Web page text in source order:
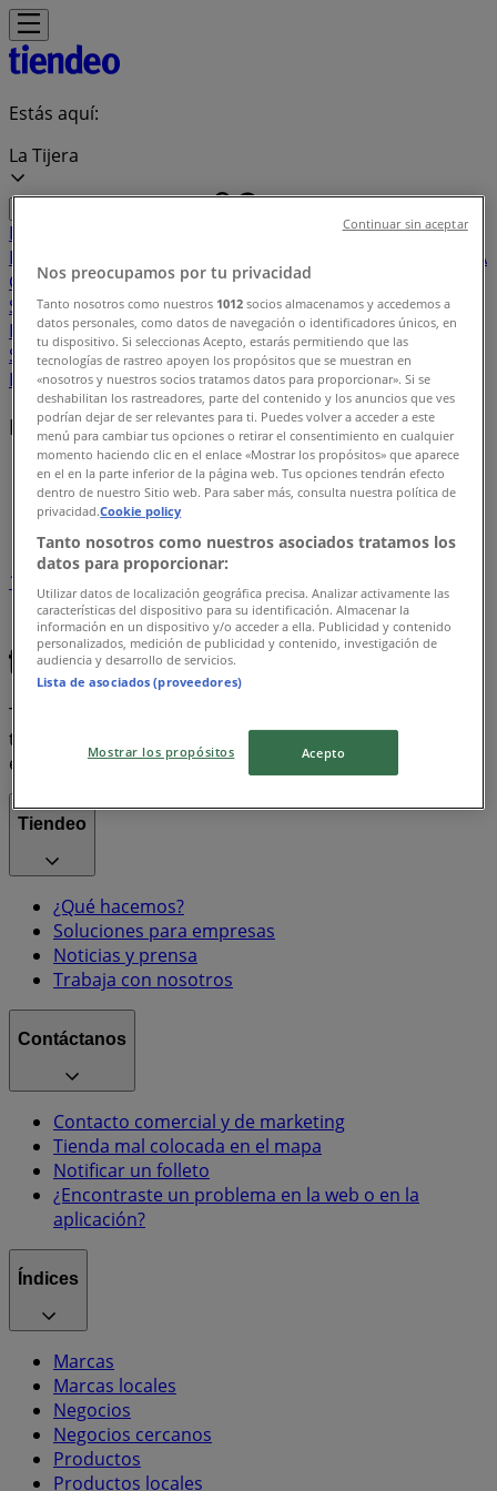
Estás aquí:
La Tijera
Destacados
Departamentales
El Regreso A
Clases HogarFarmacias y
SaludElectrónicaFerreteríasSalud y
BellezaRestaurantesAutosBancos y
ServiciosDeporteLibrerías y PapeleríasOcioNiños
EntretenimientoÓpticas
Marcas locales
Tiendeo en La Tijera»
Índice marcas
1
iphone
Coca Cola Misoprostol
Tiendeo forma parte de Shopfully, la empresa
tecnológica que está reinventando las compras locales
en todo el mundo.
Tiendeo
¿Qué hacemos?
Soluciones para empresas
Noticias y prensa
Trabaja con nosotros
Contáctanos
Contacto comercial y de marketing
Tienda mal colocada en el mapa
Notificar un folleto
¿Encontraste un problema en la web o en la
aplicación?
Índices
Marcas
Marcas locales
Negocios
Negocios cercanos
Productos
Productos locales
Nos preocupamos por tu privacidad
Tanto nosotros como nuestros 1012 socios almacenamos y accedemos a
datos personales, como datos de navegación o identificadores únicos, en
tu dispositivo. Si seleccionas Acepto, estarás permitiendo que las
tecnologías de rastreo apoyen los propósitos que se muestran en
«nosotros y nuestros socios tratamos datos para proporcionar». Si se
deshabilitan los rastreadores, parte del contenido y los anuncios que ves
podrían dejar de ser relevantes para ti. Puedes volver a acceder a este
menú para cambiar tus opciones o retirar el consentimiento en cualquier
momento haciendo clic en el enlace «Mostrar los propósitos» que aparece
en el en la parte inferior de la página web. Tus opciones tendrán efecto
dentro de nuestro Sitio web. Para saber más, consulta nuestra política de
privacidad.Cookie policy
Tanto nosotros como nuestros asociados tratamos los
datos para proporcionar:
Utilizar datos de localización geográfica precisa. Analizar activamente las
características del dispositivo para su identificación. Almacenar la
información en un dispositivo y/o acceder a ella. Publicidad y contenido
personalizados, medición de publicidad y contenido, investigación de
audiencia y desarrollo de servicios.
Lista de asociados (proveedores)
Mostrar los propósitos Acepto
Continuar sin aceptar